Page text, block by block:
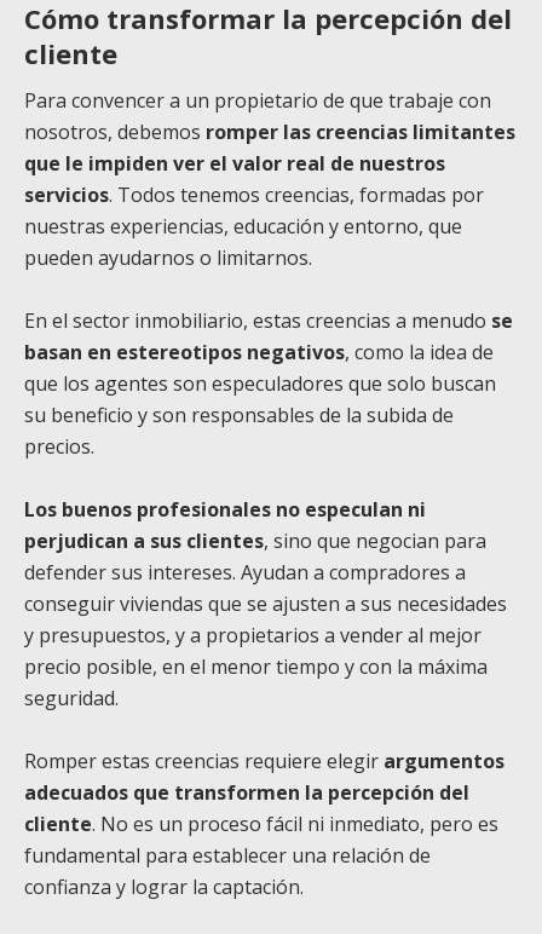
Cómo transformar la percepción del
cliente
Para convencer a un propietario de que trabaje con
nosotros, debemos romper las creencias limitantes
que le impiden ver el valor real de nuestros
servicios. Todos tenemos creencias, formadas por
nuestras experiencias, educación y entorno, que
pueden ayudarnos o limitarnos.
En el sector inmobiliario, estas creencias a menudo se
basan en estereotipos negativos, como la idea de
que los agentes son especuladores que solo buscan
su beneficio y son responsables de la subida de
precios.
Los buenos profesionales no especulan ni
perjudican a sus clientes, sino que negocian para
defender sus intereses. Ayudan a compradores a
conseguir viviendas que se ajusten a sus necesidades
y presupuestos, y a propietarios a vender al mejor
precio posible, en el menor tiempo y con la máxima
seguridad.
Romper estas creencias requiere elegir argumentos
adecuados que transformen la percepción del
cliente. No es un proceso fácil ni inmediato, pero es
fundamental para establecer una relación de
confianza y lograr la captación.